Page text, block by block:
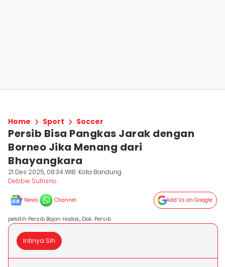
Home Sport Soccer
Persib Bisa Pangkas Jarak dengan
Borneo Jika Menang dari
Bhayangkara
21 Des 2025, 08:34 WIB Kota Bandung
Debbie Sutrisno
News Channel Add Us on Google
pelatih Persib Bojan Hodak, Dok. Persib
Intinya Sih